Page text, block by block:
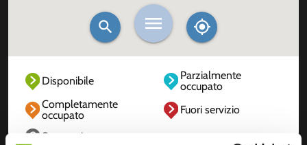
Disponibile
Parzialmente
occupato
Completamente
occupato
Fuori servizio
Sconosciuto